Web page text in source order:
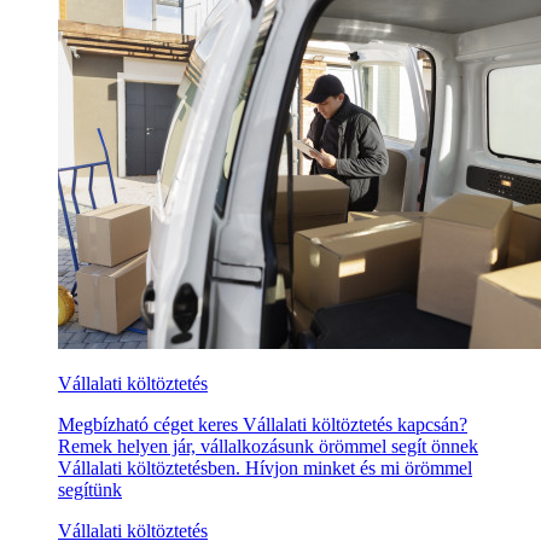
Vállalati költöztetés
Megbízható céget keres Vállalati költöztetés kapcsán?
Remek helyen jár, vállalkozásunk örömmel segít önnek
Vállalati költöztetésben. Hívjon minket és mi örömmel
segítünk
Vállalati költöztetés